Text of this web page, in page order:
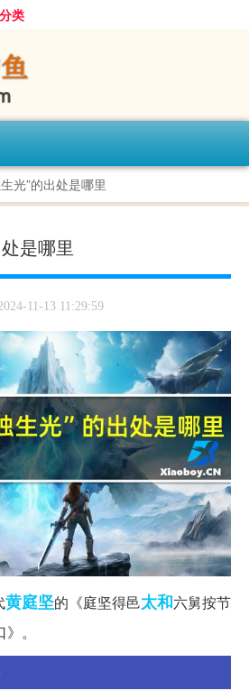
类
光”的出处是哪里
是哪里
11-13 11:29:59
黄庭坚的《庭坚得邑太和六舅按节
。